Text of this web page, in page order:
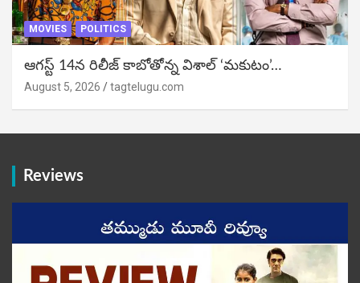
MOVIES POLITICS
ఆగస్ట్ 14న రిలీజ్ కాబోతోన్న విశాల్ ‘మకుటం’…
August 5, 2026 tagtelugu.com
Reviews